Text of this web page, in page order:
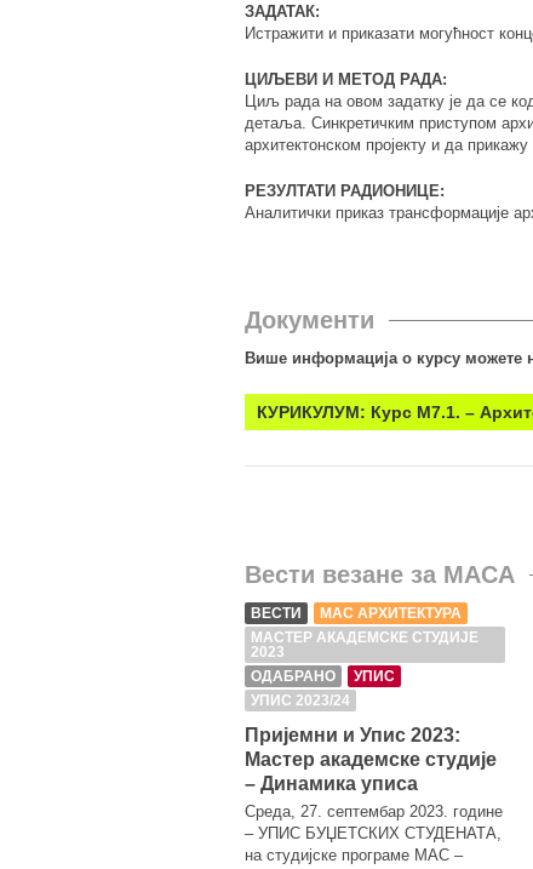
ЗАДАТАК:
Истражити и приказати могућност
ЦИЉЕВИ И МЕТОД РАДА:
Циљ рада на овом задатку је да се код
детаља. Синкретичким приступом
архитектонском пројекту и да
РЕЗУЛТАТИ РАДИОНИЦЕ:
Аналитички приказ трансформације
Документи
Више информација о курсу можете
КУРИКУЛУМ: Курс М7.1. –
Вести везане за МАСА
ВЕСТИ
МАС АРХИТЕКТУРА
МАСТЕР АКАДЕМСКЕ СТУДИЈЕ
2023
ОДАБРАНО
УПИС
УПИС 2023/24
Пријемни и Упис 2023:
Мастер академске студије
– Динамика уписа
Среда, 27. септембар 2023. године
– УПИС БУЏЕТСКИХ СТУДЕНАТА,
на студијске програме МАС –